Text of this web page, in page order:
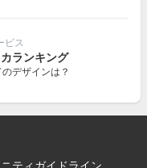
ビス
ランキング
デザインは？